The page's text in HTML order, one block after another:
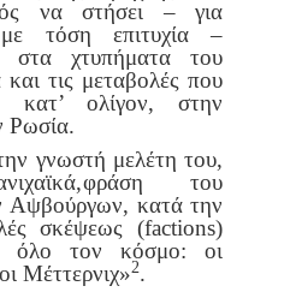
να στήσει – για
τόση επιτυχία –
στα χτυπήματα του
τις μεταβολές που
κατ’ ολίγον, στην
Ρωσία.
γνωστή μελέτη του,
φράση του
Αψβούργων, κατά την
σκέψεως (factions)
όλο τον κόσμο: οι
Μέττερνιχ»2.